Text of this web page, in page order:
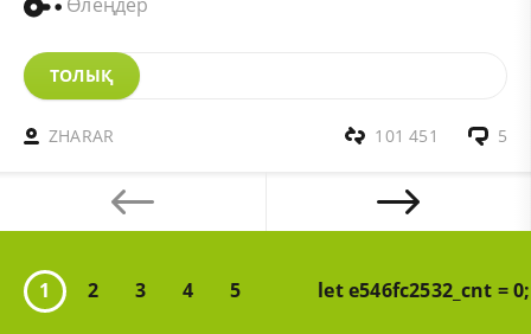
Өлеңдер
ТОЛЫҚ
ZHARAR 5
101 451
1 2 3 4 5